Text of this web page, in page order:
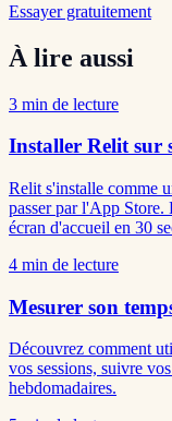
Essayer gratuitement
À lire aussi
3 min de lecture
Installer Relit sur
Relit s'installe comme
passer par l'App
écran d'accueil en 30
4 min de lecture
Mesurer son
Découvrez comment
vos sessions, suivre
hebdomadaires.